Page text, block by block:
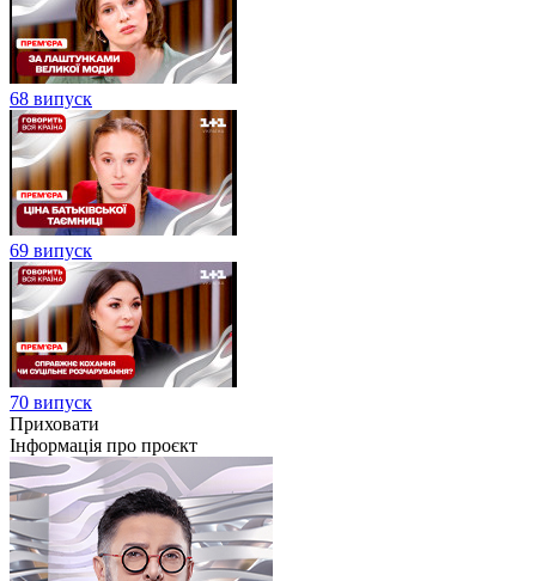
68 випуск
69 випуск
70 випуск
Приховати
Інформація про проєкт